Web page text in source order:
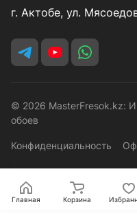
г. Актобе, ул.
© 2026 MasterFresok.kz:
обоев
Конфиденциальность
Главная Корзина